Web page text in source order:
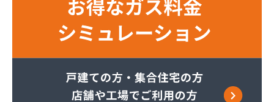
ガステックサービス株式会社 豊川営業所
カネテン商店
サーラプラザ蒲郡